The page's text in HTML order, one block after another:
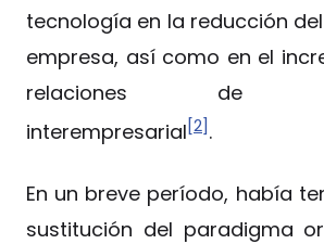
tecnología en la reducción
empresa, así como en el
relaciones de
interempresarial[2].
En un breve período, había
sustitución del paradigma